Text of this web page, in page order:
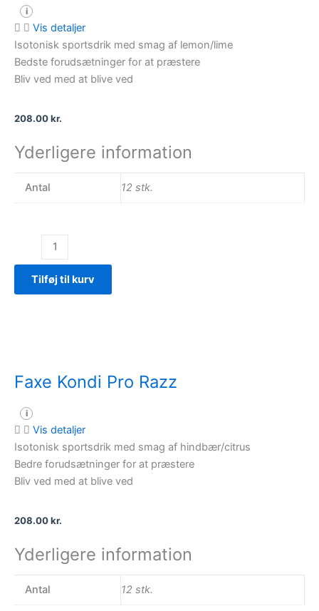
i
Vis detaljer
Isotonisk sportsdrik med smag af lemon/lime
Bedste forudsætninger for at præstere
Bliv ved med at blive ved
208.00kr.
Yderligere information
Antal 12 stk.
Original
Tilføj til kurv
Faxe Kondi Pro Razz
i
Vis detaljer
Isotonisk sportsdrik med smag af hindbær/citrus
Bedre forudsætninger for at præstere
Bliv ved med at blive ved
208.00kr.
Yderligere information
Antal 12 stk.